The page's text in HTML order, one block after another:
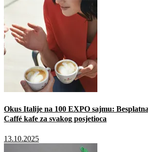
Okus Italije na 100 EXPO sajmu:
Caffé kafe za svakog posjetioca
13.10.2025